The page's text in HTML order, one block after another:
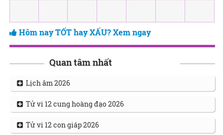
Hôm nay TỐT hay XẤU? Xem ngay
Quan tâm nhất
Lịch âm 2026
Tử vi 12 cung hoàng đạo 2026
Tử vi 12 con giáp 2026